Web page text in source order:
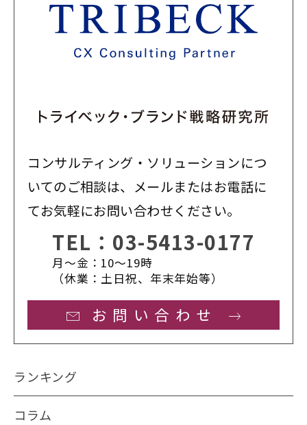
コンサルティング・ソリューションにつ
いてのご相談は、メールまたはお電話に
てお気軽にお問い合わせください。
TEL： 03-5413-0177
月〜金：10〜19時
（休業：土日祝、年末年始等）
お問い合わせ
ランキング
コラム